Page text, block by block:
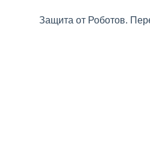
Защита от Роботов.